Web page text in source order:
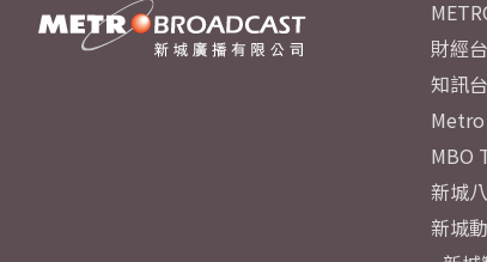
財經台
知訊台
MBO
新城
新城